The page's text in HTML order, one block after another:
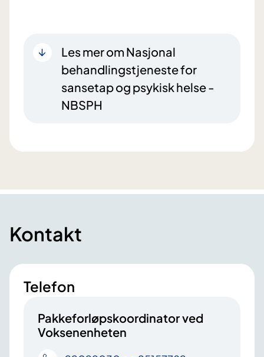
Les mer om Nasjonal
behandlingstjeneste for
sansetap og psykisk helse -
NBSPH
Kontakt
Telefon
Pakkeforløpskoordinator ved
Voksenenheten